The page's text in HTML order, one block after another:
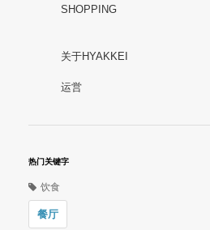
SHOPPING
关于HYAKKEI
运営
热门关键字
饮食
餐厅